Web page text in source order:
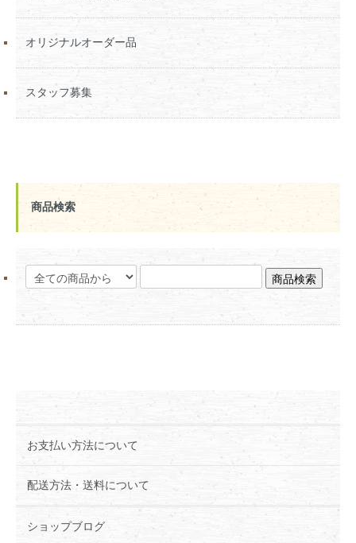
オリジナルオーダー品
スタッフ募集
商品検索
お支払い方法について
配送方法・送料について
ショップブログ